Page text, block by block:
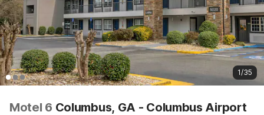
1/35
Motel 6 Columbus, GA - Columbus Airport